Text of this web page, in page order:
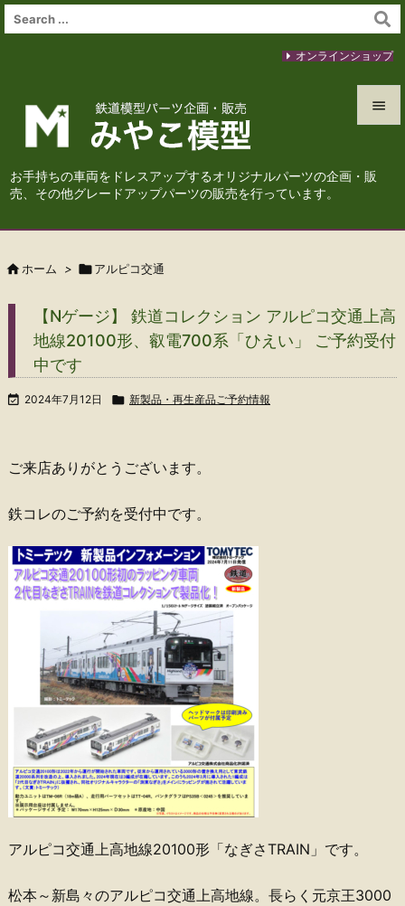
お手持ちの車両をドレスアップするオリジナルパーツの企画・販
売、その他グレードアップパーツの販売を行っています。




検索
オンラインショップ
 ホーム > アルピコ交通
【Nゲージ】 鉄道コレクション アルピコ交通上高
地線20100形、叡電700系「ひえい」 ご予約受付
中です
 2024年7月12日  新製品・再生産品ご予約情報
ご来店ありがとうございます。
鉄コレのご予約を受付中です。
アルピコ交通上高地線20100形「なぎさTRAIN」です。
松本～新島々のアルピコ交通上高地線。長らく元京王3000